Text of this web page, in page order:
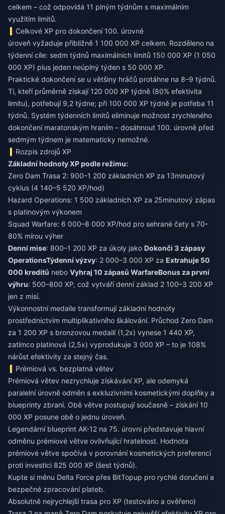
celkem – což odpovídá 11 plným týdnům s maximálním
využitím limitů.
Celkové XP pro dokončení 100. úrovně
úroveň vyžaduje přibližně 1 100 000 XP celkem. Rozděleno na
týdenní cíle: sedm týdnů maximálních limitů 150 000 XP (1 050
000 XP) plus jeden neúplný týden s 50 000 XP.
Praktické dokončení se u většiny hráčů protáhne na 8–9 týdnů.
Ti, kteří průměrně získají 120 000 XP týdně (80% efektivita
limitu), potřebují 9,2 týdne; při 100 000 XP týdně je potřeba 11
týdnů. Systém týdenních limitů eliminuje možnost zrychleného
dokončení maratonským hraním – dosáhnout 100. úrovně před
sedmým týdnem je matematicky nemožné.
Rozpis zdrojů XP
Základní hodnoty XP podle režimu:
Zero Dam Trasa 2: 900–1 200 základních XP za 13minutový
cyklus (4 140–5 520 XP/hod)
Hazard Operations: 1 500 základních XP za 25minutový zápas
s platinovým výkonem
Squad Warfare: 6 000–8 000 XP/hod pro sehrané čety s 70–
80% mírou výher
Denní mise: 800–1 200 XP za úkoly jako Dokonči 3 zápasy
OperationsTýdenní výzvy: 2 000–3 000 XP za Extrahuje 50
000 kreditů nebo Vyhraj 10 zápasů WarfareBonus za první
výhru: 500–800 XP, což vytváří denní základ 2 100–3 200 XP
jen z misí.
Výkonnostní medaile transformují základní hodnoty
prostřednictvím multiplikativního škálování. Průchod Zero Dam
za 1 200 XP s bronzovou medailí (1,2x) vynese 1 440 XP,
zatímco platinová (2,5x) vyprodukuje 3 000 XP – to je 108%
nárůst efektivity za stejný čas.
Prémiová vs. bezplatná větev
Prémiová větev nezrychluje získávání XP, ale odemyká
paralelní úrovně odměn s exkluzivními kosmetickými doplňky a
blueprinty zbraní. Obě větve postupují současně – získání 10
000 XP posune obě o jednu úroveň.
Legendární blueprint AK-12 na 75. úrovni představuje hlavní
odměnu prémiové větve ovlivňující hratelnost. Hodnota
prémiové větve spočívá v porovnání kosmetických preferencí
proti investici 825 000 XP (šest týdnů).
Kupte si měnu Delta Force přes BitTopup pro rychlé doručení a
bezpečné zpracování plateb.
Absolutně nejrychlejší trasa pro XP (testováno a ověřeno)